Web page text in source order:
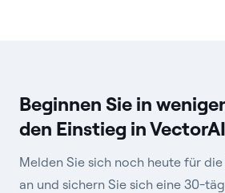
Beginnen Sie in
den Einstieg in
Melden Sie sich noch heute für
an und sichern Sie sich eine 30-